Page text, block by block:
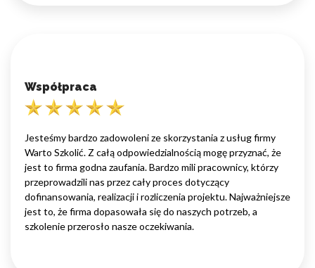
Współpraca
Jesteśmy bardzo zadowoleni ze skorzystania z usług firmy
Warto Szkolić. Z całą odpowiedzialnością mogę przyznać, że
jest to firma godna zaufania. Bardzo mili pracownicy, którzy
przeprowadzili nas przez cały proces dotyczący
dofinansowania, realizacji i rozliczenia projektu. Najważniejsze
jest to, że firma dopasowała się do naszych potrzeb, a
szkolenie przerosło nasze oczekiwania.